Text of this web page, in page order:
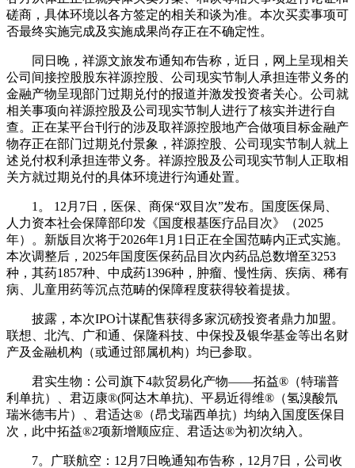
磋商，具体环境以各方签定的相关和谈为准。本次买卖事项可
否最终实施完成及实施成果尚存正在不确定性。
同日晚，祥源文旅发布通知布告称，近日，网上呈现相关
公司间接控股股东祥源控股、公司现实节制人承担连带义务的
金融产物呈现部门过期兑付的报道并激发投资者关心。公司就
相关事项向祥源控股及公司现实节制人进行了核实并进行自
查。正在某平台刊行的涉及取祥源控股地产合做项目标金融产
物存正在部门过期兑付景象，祥源控股、公司现实节制人就上
述兑付权利承担连带义务。祥源控股及公司现实节制人正取相
关方就过期兑付的具体环境进行沟通处置。
1。 12月7日，医保、商保“双目次”发布。国度医保局、
人力资本社会保障部印发《国度根基医疗品目次》（2025
年）。新版目次将于2026年1月1日正在全国范畴内正式实施。
本次调整后，2025年国度医保药品目次内药品总数增至3253
种，其药1857种、中成药1396种，肿瘤、慢性病、疾病、稀有
病、儿童用药等沉点范畴的保障程度获得较着提拔。
披露，本次IPO计谋配售获得多家沉磅投资者鼎力加盟。
联想、北汽、广和通、保隆科技、中保投及银华基金等出名财
产及金融机构（或通过部属机构）均已参取。
君实生物：公司旗下4款贸易化产物——拓益®（特瑞普
利单抗）、君迈康®(阿达木单抗)、平易近得维®（氢溴酸氘
瑞米德韦片）、君适达®（昂戈瑞西单抗）均纳入国度医保目
次，此中拓益®2项新增顺应症、君适达®为初次纳入。
7。广联航空：12月7日晚通知布告称，12月7日，公司收